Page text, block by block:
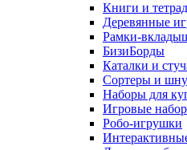
Книги и
Деревянные
Рамки-
БизиБорды
Каталки и
Сортеры и
Наборы для
Игровые
Робо-игрушки